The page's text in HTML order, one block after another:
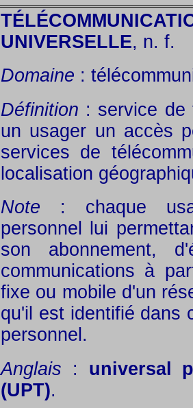
UNIVERSELLE, n. f.
Domaine :
Définition : service de
un usager un accès
services de
localisation
Note : chaque
personnel lui
son abonnement,
communications à
fixe ou mobile d'un
qu'il est identifié dans
personnel.
Anglais : universal
(UPT).